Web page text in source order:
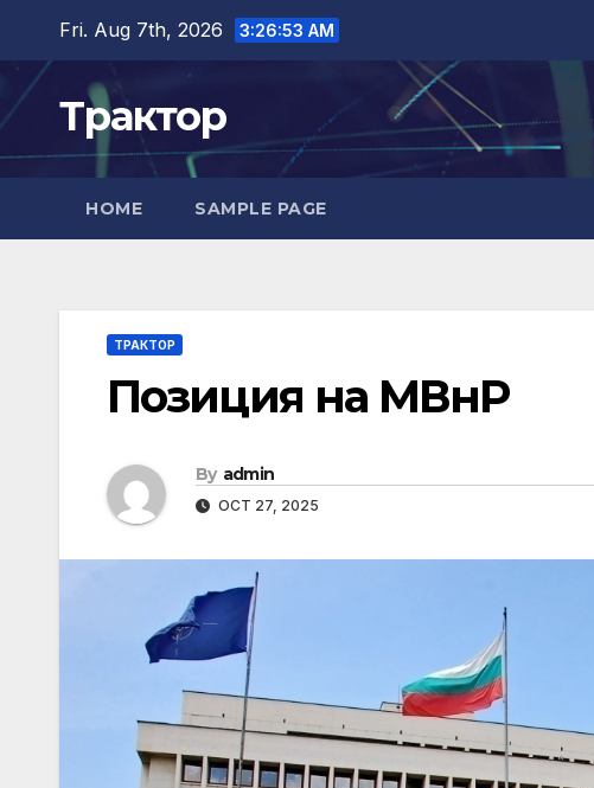
content
Fri. Aug 7th, 2026 3:26:54 AM
Трактор
HOME SAMPLE PAGE
ТРАКТОР
Позиция на МВнР
By admin
OCT 27, 2025